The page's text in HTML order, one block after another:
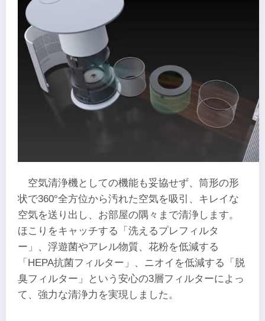
空気清浄機としての機能も妥協せず、筒形の形
状で360°全方位から汚れた空気を吸引、キレイな
空気を送り出し、お部屋の隅々まで清浄します。
ほこりをキャッチする「洗えるプレフィルタ
ー」、浮遊菌やアレル物質、花粉を低減する
「HEPA抗菌フィルター」、ニオイを低減する「脱
臭フィルター」という安心の3層フィルターによっ
て、強力な清浄力を実現しました。